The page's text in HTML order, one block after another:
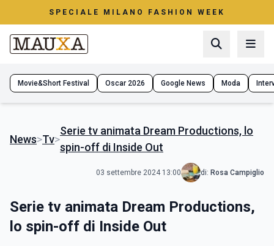
SPECIALE MILANO FASHION WEEK
Movie&Short Festival Oscar 2026 Google News Moda
News>Tv>
Serie tv animata Dream Productions, lo
spin-off di Inside Out
03 settembre 2024 13:00 di: Rosa Campiglio
Serie tv animata Dream Productions,
lo spin-off di Inside Out